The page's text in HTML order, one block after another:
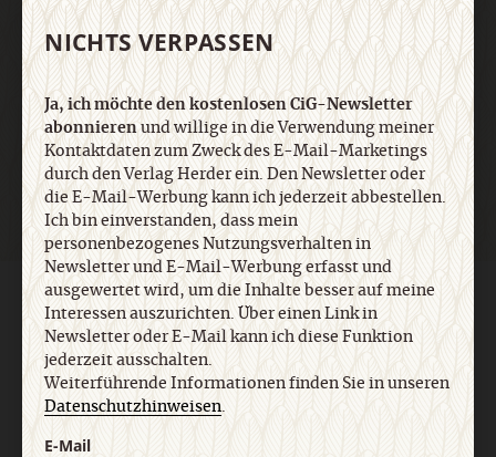
E-Mail
Jetzt anmelden
AGB und Widerrufsbelehrung Datenschutz
Barrierefreiheit
Impressum
Vertrag widerrufen Abo online kündigen
NICHTS VERPASSEN
Ja, ich möchte den kostenlosen CiG-Newsletter
abonnierenund willige in die Verwendung meiner
Kontaktdaten zum Zweck des E-Mail-Marketings
durch den Verlag Herder ein. Den Newsletter oder
die E-Mail-Werbung kann ich jederzeit abbestellen.
Ich bin einverstanden, dass mein
personenbezogenes Nutzungsverhalten in
Newsletter und E-Mail-Werbung erfasst und
ausgewertet wird, um die Inhalte besser auf meine
Interessen auszurichten. Über einen Link in
Newsletter oder E-Mail kann ich diese Funktion
jederzeit ausschalten.
Weiterführende Informationen finden Sie in unseren
Datenschutzhinweisen.
E-Mail